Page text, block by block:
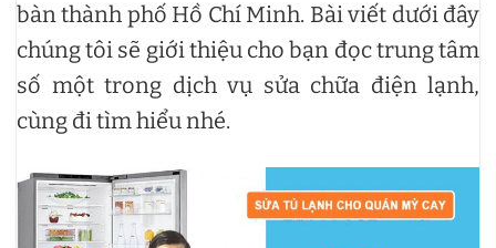
bàn thành phố Hồ Chí Minh. Bài viết dưới đây
chúng tôi sẽ giới thiệu cho bạn đọc trung tâm
số một trong dịch vụ sửa chữa điện lạnh,
cùng đi tìm hiểu nhé.